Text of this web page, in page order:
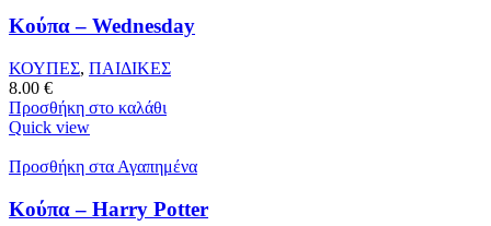
Κούπα – Wednesday
ΚΟΥΠΕΣ, ΠΑΙΔΙΚΕΣ
8.00 €
Προσθήκη στο καλάθι
Quick view
Προσθήκη στα Αγαπημένα
Κούπα – Harry Potter